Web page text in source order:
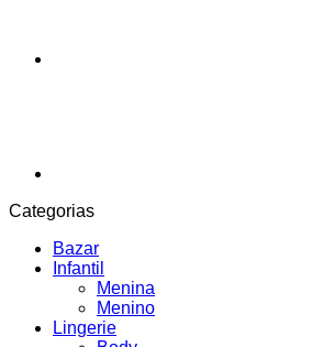
Categorias
Bazar
Infantil
Menina
Menino
Lingerie